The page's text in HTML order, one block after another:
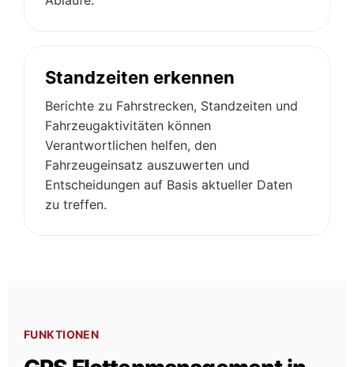
Standzeiten erkennen
Berichte zu Fahrstrecken, Standzeiten und
Fahrzeugaktivitäten können
Verantwortlichen helfen, den
Fahrzeugeinsatz auszuwerten und
Entscheidungen auf Basis aktueller Daten
zu treffen.
FUNKTIONEN